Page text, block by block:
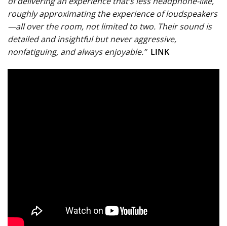
roughly approximating the experience of loudspeakers
—all over the room, not limited to two. Their sound is
detailed and insightful but never aggressive,
nonfatiguing, and always enjoyable.” LINK